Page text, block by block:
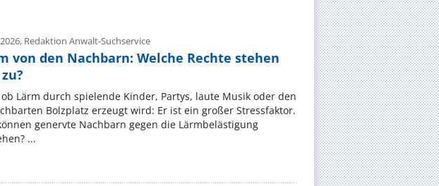
Redaktion Anwalt-Suchservice
von den Nachbarn: Welche Rechte stehen
ob Lärm durch spielende Kinder, Partys, laute Musik oder den
Bolzplatz erzeugt wird: Er ist ein großer Stressfaktor.
genervte Nachbarn gegen die Lärmbelästigung
...